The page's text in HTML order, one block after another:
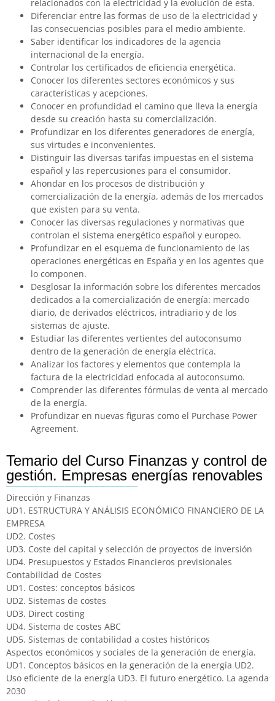
relacionados con la electricidad y la evolución de esta.
Diferenciar entre las formas de uso de la electricidad y
las consecuencias posibles para el medio ambiente.
Saber identificar los indicadores de la agencia
internacional de la energía.
Controlar los certificados de eficiencia energética.
Conocer los diferentes sectores económicos y sus
características y acepciones.
Conocer en profundidad el camino que lleva la energía
desde su creación hasta su comercialización.
Profundizar en los diferentes generadores de energía,
sus virtudes e inconvenientes.
Distinguir las diversas tarifas impuestas en el sistema
español y las repercusiones para el consumidor.
Ahondar en los procesos de distribución y
comercialización de la energía, además de los mercados
que existen para su venta.
Conocer las diversas regulaciones y normativas que
controlan el sistema energético español y europeo.
Profundizar en el esquema de funcionamiento de las
operaciones energéticas en España y en los agentes que
lo componen.
Desglosar la información sobre los diferentes mercados
dedicados a la comercialización de energía: mercado
diario, de derivados eléctricos, intradiario y de los
sistemas de ajuste.
Estudiar las diferentes vertientes del autoconsumo
dentro de la generación de energía eléctrica.
Analizar los factores y elementos que contempla la
factura de la electricidad enfocada al autoconsumo.
Comprender las diferentes fórmulas de venta al mercado
de la energía.
Profundizar en nuevas figuras como el Purchase Power
Agreement.
Temario del Curso Finanzas y control de
gestión. Empresas energías renovables
Dirección y Finanzas
UD1. ESTRUCTURA Y ANÁLISIS ECONÓMICO FINANCIERO DE LA
EMPRESA
UD2. Costes
UD3. Coste del capital y selección de proyectos de inversión
UD4. Presupuestos y Estados Financieros previsionales
Contabilidad de Costes
UD1. Costes: conceptos básicos
UD2. Sistemas de costes
UD3. Direct costing
UD4. Sistema de costes ABC
UD5. Sistemas de contabilidad a costes históricos
Aspectos económicos y sociales de la generación de energía.
UD1. Conceptos básicos en la generación de la energía UD2.
Uso eficiente de la energía UD3. El futuro energético. La agenda
2030